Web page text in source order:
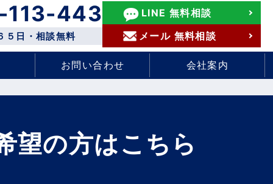
お問い合わせ 会社案内
113-443
５日・相談無料
LINE 無料相談
メール 無料相談
望の方はこちら